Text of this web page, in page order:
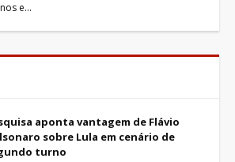
e…
aponta vantagem de Flávio
sobre Lula em cenário de
turno